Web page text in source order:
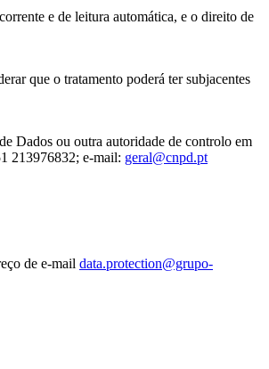
e de leitura automática, e o direito de
que o tratamento poderá ter subjacentes
Dados ou outra autoridade de controlo em
213976832; e-mail: geral@cnpd.pt
de e-mail data.protection@grupo-